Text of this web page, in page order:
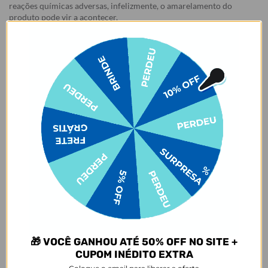
reações químicas adversas, infelizmente, o amarelamento do
produto pode vir a acontecer.
Arrependimento
- Os nossos produtos personalizados (estampados ou
customizados com nome/foto
) são feitos especialmente para você,
de acordo com a opção escolhida no momento da compra.
- Isso significa que a produção só começa após a confirmação do
pedido, e o item é criado exclusivamente com a estampa
selecionada,mesmo quando não há customização com nome
- Por isso, é super importante conferir com atenção todos os
detalhes antes de finalizar a compra, como modelo, estampa e
variações escolhidas.
- Após o início da produção,
não é possível realizar
cancelamentos ou alterações, pois o produto não pode retornar
- Amarelamento: 6 meses;
- Demais defeitos de fábrica: 3 meses.
🎁 VOCÊ GANHOU ATÉ 50% OFF NO SITE +
CUPOM INÉDITO EXTRA